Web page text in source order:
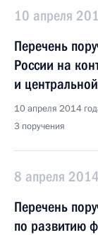
10 апреля
Перечень
России на
и
10 апреля 2014
3 поручения
8 апреля
Перечень
по развитию